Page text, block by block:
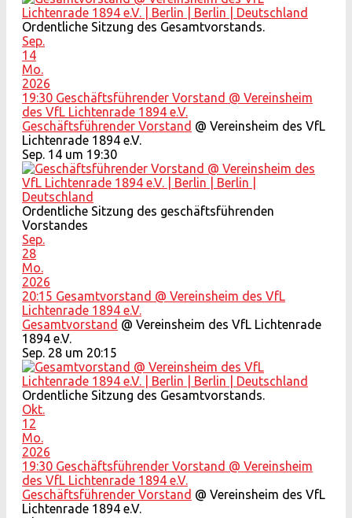
Ordentliche Sitzung des Gesamtvorstands.
Sep.
14
Mo.
2026
19:30 Geschäftsführender Vorstand @ Vereinsheim
des VfL Lichtenrade 1894 e.V.
Geschäftsführender Vorstand @ Vereinsheim des VfL
Lichtenrade 1894 e.V.
Sep. 14 um 19:30
Ordentliche Sitzung des geschäftsführenden
Vorstandes
Sep.
28
Mo.
2026
20:15 Gesamtvorstand @ Vereinsheim des VfL
Lichtenrade 1894 e.V.
Gesamtvorstand @ Vereinsheim des VfL Lichtenrade
1894 e.V.
Sep. 28 um 20:15
Ordentliche Sitzung des Gesamtvorstands.
Okt.
12
Mo.
2026
19:30 Geschäftsführender Vorstand @ Vereinsheim
des VfL Lichtenrade 1894 e.V.
Geschäftsführender Vorstand @ Vereinsheim des VfL
Lichtenrade 1894 e.V.